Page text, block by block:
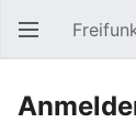
Hauptmenü öffnen